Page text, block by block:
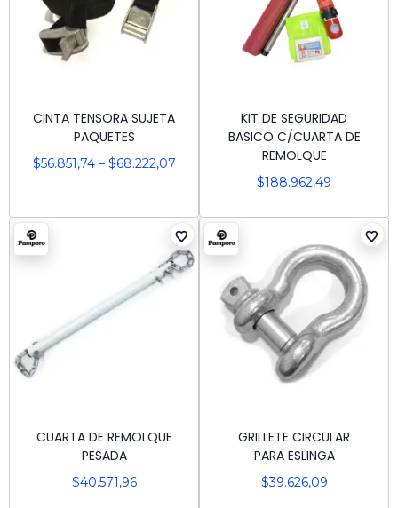
CINTA TENSORA SUJETA
PAQUETES
$56.851,74 – $68.222,07
KIT DE SEGURIDAD
BASICO C/CUARTA DE
REMOLQUE
$188.962,49
CUARTA DE REMOLQUE
PESADA
$40.571,96
GRILLETE CIRCULAR
PARA ESLINGA
$39.626,09